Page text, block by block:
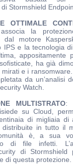
Stormshield
OTTIMALE
la
dal motore
IPS e la tecnologia
ha già
e i
da un’analisi
Watch.
MULTISTRATO:
su Cloud,
di migliaia di
distribuite in tutto il
è, a sua
di file infetti.
di
di questa protezione.